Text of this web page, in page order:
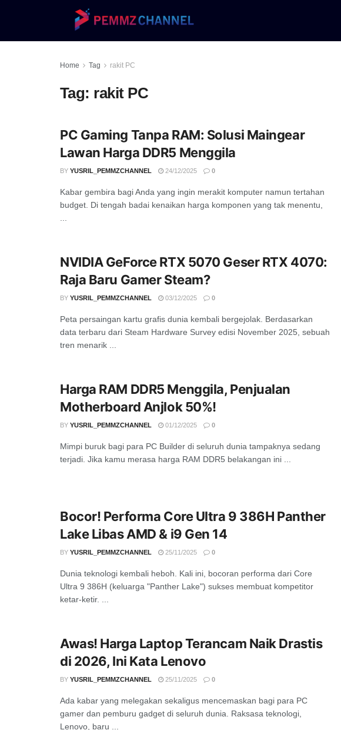
Home Tag rakit PC
Tag: rakit PC
PC Gaming Tanpa RAM: Solusi Maingear
Lawan Harga DDR5 Menggila
BY YUSRIL_PEMMZCHANNEL 24/12/2025 0
Kabar gembira bagi Anda yang ingin merakit komputer namun tertahan
budget. Di tengah badai kenaikan harga komponen yang tak menentu,
NVIDIA GeForce RTX 5070 Geser RTX 4070:
Raja Baru Gamer Steam?
BY YUSRIL_PEMMZCHANNEL 03/12/2025 0
Peta persaingan kartu grafis dunia kembali bergejolak. Berdasarkan
data terbaru dari Steam Hardware Survey edisi November 2025, sebuah
tren menarik ...
Harga RAM DDR5 Menggila, Penjualan
Motherboard Anjlok 50%!
BY YUSRIL_PEMMZCHANNEL 01/12/2025 0
Mimpi buruk bagi para PC Builder di seluruh dunia tampaknya sedang
terjadi. Jika kamu merasa harga RAM DDR5 belakangan ini ...
Bocor! Performa Core Ultra 9 386H Panther
Lake Libas AMD & i9 Gen 14
BY YUSRIL_PEMMZCHANNEL 25/11/2025 0
Dunia teknologi kembali heboh. Kali ini, bocoran performa dari Core
Ultra 9 386H (keluarga "Panther Lake") sukses membuat kompetitor
ketar-ketir. ...
Awas! Harga Laptop Terancam Naik Drastis
di 2026, Ini Kata Lenovo
BY YUSRIL_PEMMZCHANNEL 25/11/2025 0
Ada kabar yang melegakan sekaligus mencemaskan bagi para PC
gamer dan pemburu gadget di seluruh dunia. Raksasa teknologi,
Lenovo, baru ...